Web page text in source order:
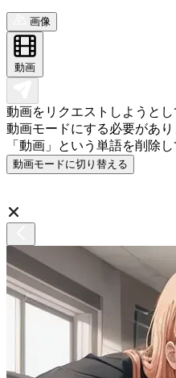
画像
動画
動画をリクエストしようとし
動画モードにする必要があ
「動画」という単語を削除し
動画モードに切り替える